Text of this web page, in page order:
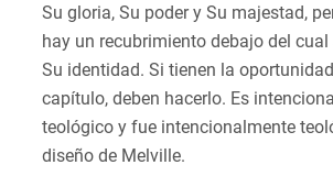
Su gloria, Su poder y Su majestad,
hay un recubrimiento debajo del cual
Su identidad. Si tienen la
capítulo, deben hacerlo. Es
teológico y fue intencionalmente
diseño de Melville.